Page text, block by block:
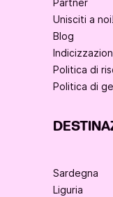
Partner
Unisciti a noi!
Blog
Politica di
Politica di
Sardegna
Liguria